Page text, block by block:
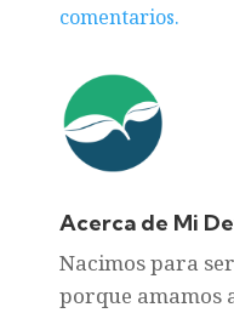
comentarios.
Acerca de Mi
Nacimos para
porque amamos